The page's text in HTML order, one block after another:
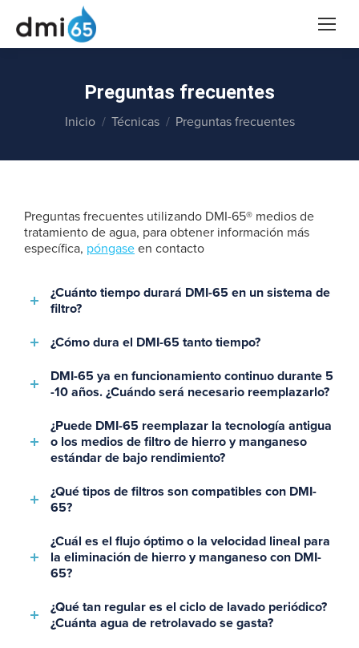
Preguntas frecuentes
Estás aquí:
Inicio Técnicas Preguntas frecuentes
Preguntas frecuentes utilizando DMI-65® medios de
tratamiento de agua, para obtener información más
específica, póngase en contacto
¿Cuánto tiempo durará DMI-65 en un sistema de
filtro?
¿Cómo dura el DMI-65 tanto tiempo?
DMI-65 ya en funcionamiento continuo durante 5
-10 años. ¿Cuándo será necesario reemplazarlo?
¿Puede DMI-65 reemplazar la tecnología antigua
o los medios de filtro de hierro y manganeso
estándar de bajo rendimiento?
¿Qué tipos de filtros son compatibles con DMI-
65?
¿Cuál es el flujo óptimo o la velocidad lineal para
la eliminación de hierro y manganeso con DMI-
65?
¿Qué tan regular es el ciclo de lavado periódico?
¿Cuánta agua de retrolavado se gasta?